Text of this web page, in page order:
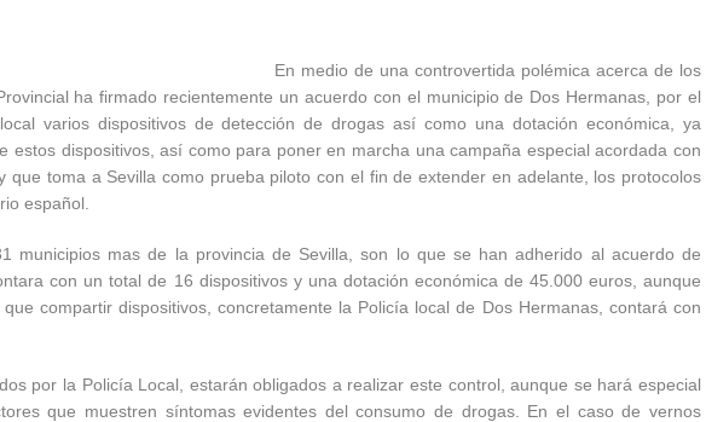
En medio de una controvertida polémica acerca de los
ha firmado recientemente un acuerdo con el municipio de Dos Hermanas, por el
varios dispositivos de detección de drogas así como una dotación económica, ya
estos dispositivos, así como para poner en marcha una campaña especial acordada con
que toma a Sevilla como prueba piloto con el fin de extender en adelante, los protocolos
español.
municipios mas de la provincia de Sevilla, son lo que se han adherido al acuerdo de
con un total de 16 dispositivos y una dotación económica de 45.000 euros, aunque
compartir dispositivos, concretamente la Policía local de Dos Hermanas, contará con
por la Policía Local, estarán obligados a realizar este control, aunque se hará especial
que muestren síntomas evidentes del consumo de drogas. En el caso de vernos